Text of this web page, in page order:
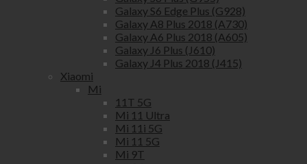
Galaxy S6 Edge Plus (G928)
Galaxy A8 Plus 2018 (A730)
Galaxy A6 Plus 2018 (A605)
Galaxy J6 Plus (J610)
Galaxy J4 Plus 2018 (J415)
Xiaomi
Mi
11T 5G
Mi 11 Ultra
Mi 11i 5G
Mi 11 5G
Mi 9T